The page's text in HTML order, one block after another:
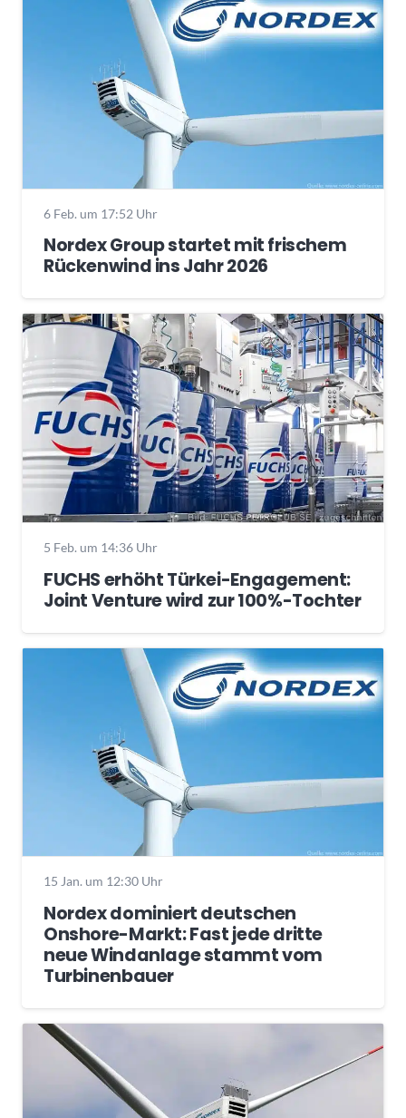
6 Feb. um 17:52 Uhr
Nordex Group startet mit frischem
Rückenwind ins Jahr 2026
5 Feb. um 14:36 Uhr
FUCHS erhöht Türkei-Engagement:
Joint Venture wird zur 100%-Tochter
15 Jan. um 12:30 Uhr
Nordex dominiert deutschen
Onshore-Markt: Fast jede dritte
neue Windanlage stammt vom
Turbinenbauer